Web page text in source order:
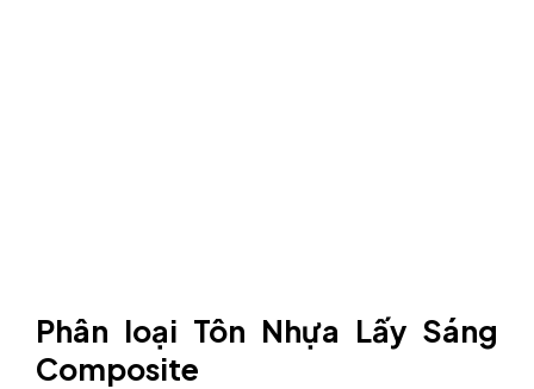
Phân loại Tôn Nhựa Lấy Sáng
Composite